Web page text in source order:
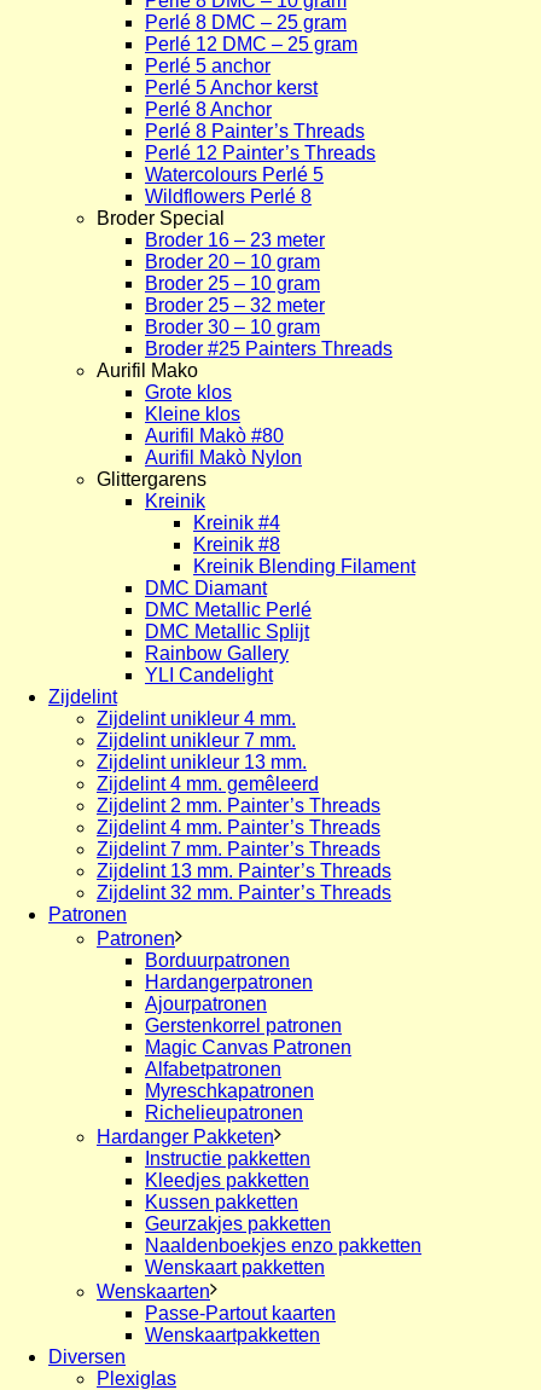
Perlé 8 DMC – 25 gram
Perlé 12 DMC – 25 gram
Perlé 5 anchor
Perlé 5 Anchor kerst
Perlé 8 Anchor
Perlé 8 Painter’s Threads
Perlé 12 Painter’s Threads
Watercolours Perlé 5
Wildflowers Perlé 8
Broder Special
Broder 16 – 23 meter
Broder 20 – 10 gram
Broder 25 – 10 gram
Broder 25 – 32 meter
Broder 30 – 10 gram
Broder #25 Painters Threads
Aurifil Mako
Grote klos
Kleine klos
Aurifil Makò #80
Aurifil Makò Nylon
Glittergarens
Kreinik
Kreinik #4
Kreinik #8
Kreinik Blending Filament
DMC Diamant
DMC Metallic Perlé
DMC Metallic Splijt
Rainbow Gallery
YLI Candelight
Zijdelint
Zijdelint unikleur 4 mm.
Zijdelint unikleur 7 mm.
Zijdelint unikleur 13 mm.
Zijdelint 4 mm. gemêleerd
Zijdelint 2 mm. Painter’s Threads
Zijdelint 4 mm. Painter’s Threads
Zijdelint 7 mm. Painter’s Threads
Zijdelint 13 mm. Painter’s Threads
Zijdelint 32 mm. Painter’s Threads
Patronen
Patronen
Borduurpatronen
Hardangerpatronen
Ajourpatronen
Gerstenkorrel patronen
Magic Canvas Patronen
Alfabetpatronen
Myreschkapatronen
Richelieupatronen
Hardanger Pakketen
Instructie pakketten
Kleedjes pakketten
Kussen pakketten
Geurzakjes pakketten
Naaldenboekjes enzo pakketten
Wenskaart pakketten
Wenskaarten
Passe-Partout kaarten
Wenskaartpakketten
Diversen
Plexiglas